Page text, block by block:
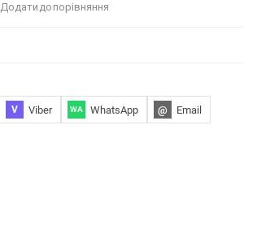
Додати до порівняння
V Viber WA WhatsApp @ Email